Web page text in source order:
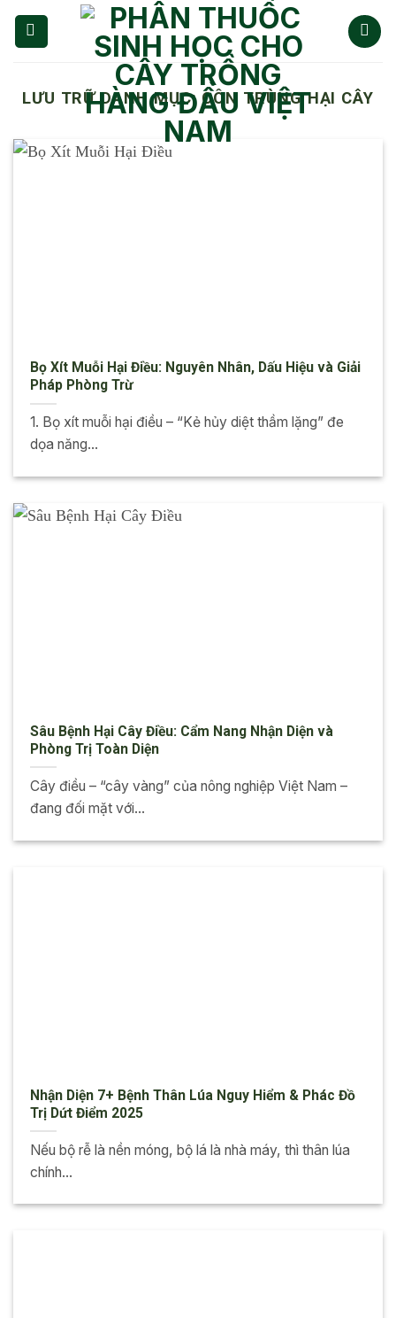
Chuyển
đến
dungLƯU TRỮ DANH MỤC: CÔN TRÙNG HẠI CÂY
Bọ Xít Muỗi Hại Điều: Nguyên Nhân, Dấu Hiệu và Giải
Pháp Phòng Trừ
1. Bọ xít muỗi hại điều – “Kẻ hủy diệt thầm lặng” đe
dọa năng...
Sâu Bệnh Hại Cây Điều: Cẩm Nang Nhận Diện và
Phòng Trị Toàn Diện
Cây điều – “cây vàng” của nông nghiệp Việt Nam –
đang đối mặt với...
Nhận Diện 7+ Bệnh Thân Lúa Nguy Hiểm & Phác Đồ
Trị Dứt Điểm 2025
Nếu bộ rễ là nền móng, bộ lá là nhà máy, thì thân lúa
chính...